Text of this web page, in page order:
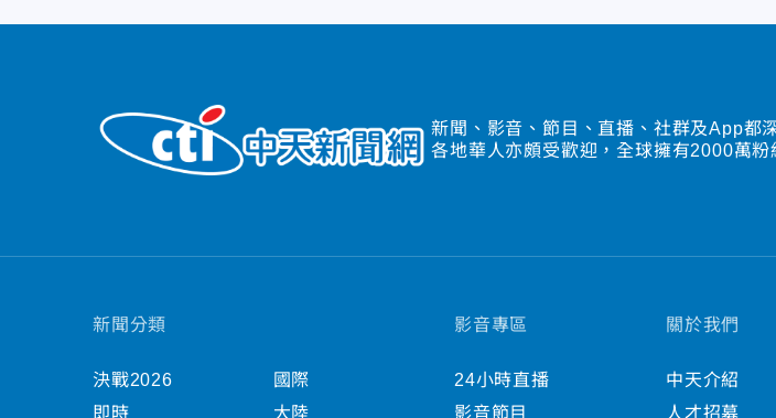
新聞、影音、節目、直播、社群及App都
各地華人亦頗受歡迎，全球擁有2000萬粉
新聞分類
決戰2026
即時
國際
大陸
影音專區
24小時直播
影音節目
關於我們
中天介紹
人才招募